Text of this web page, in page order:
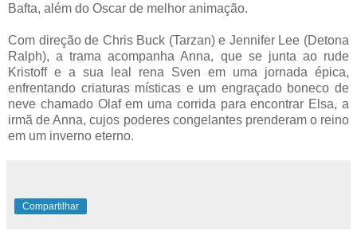
Bafta, além do Oscar de melhor animação.
Com direção de Chris Buck (Tarzan) e Jennifer Lee (Detona
Ralph), a trama acompanha Anna, que se junta ao rude
Kristoff e a sua leal rena Sven em uma jornada épica,
enfrentando criaturas místicas e um engraçado boneco de
neve chamado Olaf em uma corrida para encontrar Elsa, a
irmã de Anna, cujos poderes congelantes prenderam o reino
em um inverno eterno.
Compartilhar